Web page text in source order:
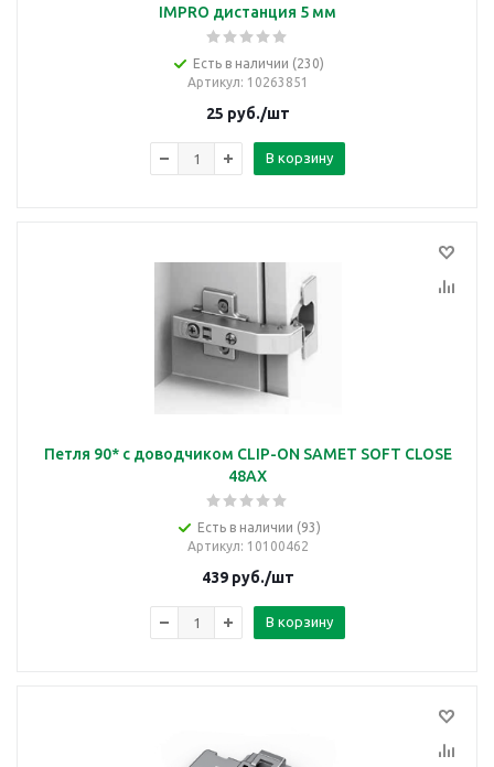
IMPRO дистанция 5 мм
Есть в наличии (230)
Артикул: 10263851
25 руб./шт
В корзину
Петля 90* с доводчиком CLIP-ON SAMET SOFT CLOSE
48AX
Есть в наличии (93)
Артикул: 10100462
439руб./шт
В корзину